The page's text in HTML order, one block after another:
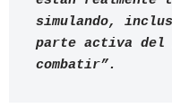
simulando,
parte activa del
combatir”.